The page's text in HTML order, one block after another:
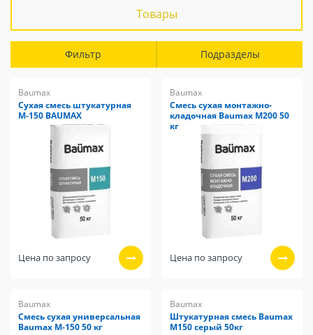
Товары
Фильтр Подразделы
Baumax
Сухая смесь штукатурная
М-150 BAUMAX
Цена по запросу
Baumax
Смесь сухая монтажно-
кладочная Baumax М200 50
кг
Цена по запросу
Baumax
Смесь сухая универсальная
Baumax М-150 50 кг
Baumax
Штукатурная смесь Baumax
М150 серый 50кг